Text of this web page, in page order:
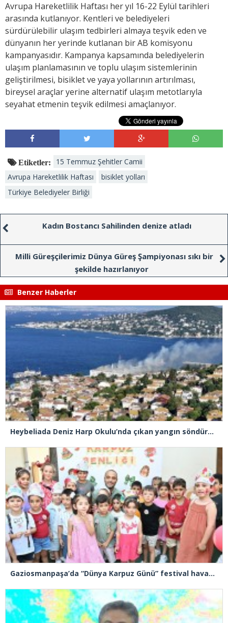
Avrupa Hareketlilik Haftası her yıl 16-22 Eylül tarihleri
arasında kutlanıyor. Kentleri ve belediyeleri
sürdürülebilir ulaşım tedbirleri almaya teşvik eden ve
dünyanın her yerinde kutlanan bir AB komisyonu
kampanyasıdır. Kampanya kapsamında belediyelerin
ulaşım planlamasının ve toplu ulaşım sistemlerinin
geliştirilmesi, bisiklet ve yaya yollarının artırılması,
bireysel araçlar yerine alternatif ulaşım metotlarıyla
seyahat etmenin teşvik edilmesi amaçlanıyor.
Etiketler:
15 Temmuz Şehitler Camii
Avrupa Hareketlilik Haftası
bisiklet yolları
Türkiye Belediyeler Birliği
Kadın Bostancı Sahilinden denize atladı
Milli Güreşçilerimiz Dünya Güreş Şampiyonası sıkı bir
şekilde hazırlanıyor
Benzer Haberler
Heybeliada Deniz Harp Okulu’nda çıkan yangın söndürüldü
Gaziosmanpaşa’da “Dünya Karpuz Günü” festival havasında kutlandı